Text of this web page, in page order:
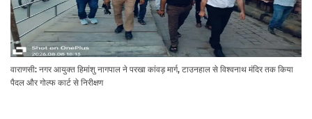
वाराणसी: नगर आयुक्त हिमांशु नागपाल ने परखा कांवड़ मार्ग, टाउनहाल से विश्वनाथ मंदिर तक किया
पैदल और गोल्फ कार्ट से निरीक्षण